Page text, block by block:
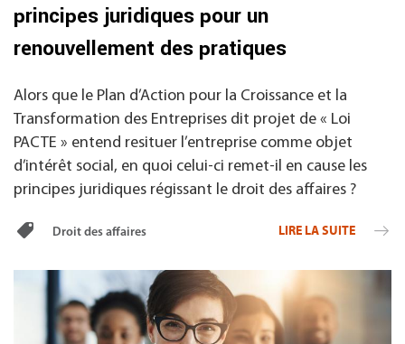
principes juridiques pour un
renouvellement des pratiques
Alors que le Plan d’Action pour la Croissance et la
Transformation des Entreprises dit projet de « Loi
PACTE » entend resituer l’entreprise comme objet
d’intérêt social, en quoi celui-ci remet-il en cause les
principes juridiques régissant le droit des affaires ?
Droit des affaires LIRE LA SUITE